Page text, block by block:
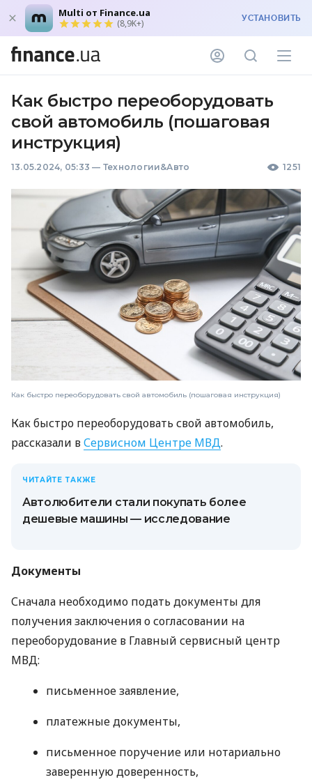
Multi от Finance.ua
(8,9K+) УСТАНОВИТЬ
Как быстро переоборудовать
свой автомобиль (пошаговая
инструкция)
13.05.2024, 05:33 — Технологии&Авто 1251
Как быстро переоборудовать свой автомобиль (пошаговая инструкция)
Как быстро переоборудовать свой автомобиль,
рассказали вСервисном Центре МВД.
ЧИТАЙТЕ ТАКЖЕ
Автолюбители стали покупать более
дешевые машины — исследование
Документы
Сначала необходимо подать документы для
получения заключения о согласовании на
переоборудование в Главный сервисный центр
МВД:
письменное заявление,
платежные документы,
письменное поручение или нотариально
заверенную доверенность,